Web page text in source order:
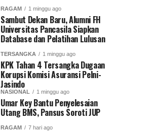
RAGAM 1 minggu ago
Sambut Dekan Baru, Alumni FH
Universitas Pancasila Siapkan
Database dan Pelatihan Lulusan
TERSANGKA 1 minggu ago
KPK Tahan 4 Tersangka Dugaan
Korupsi Komisi Asuransi Pelni-
Jasindo
NASIONAL 1 minggu ago
Umar Key Bantu Penyelesaian
Utang BMS, Pansus Soroti JUP
RAGAM 7 hari ago